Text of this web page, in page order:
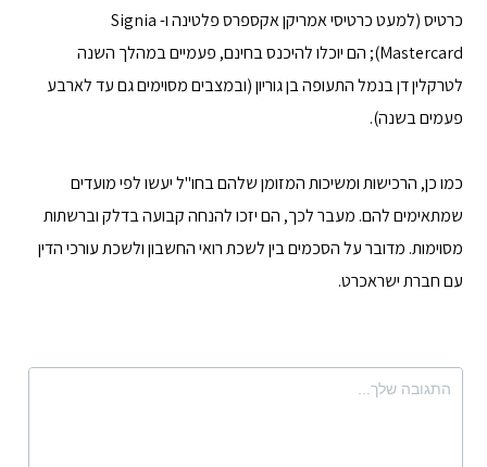
כרטיס (למעט כרטיסי אמריקן אקספרס פלטינה ו- Signia
Mastercard); הם יוכלו להיכנס בחינם, פעמיים במהלך השנה
לטרקלין דן בנמל התעופה בן גוריון (ובמצבים מסוימים גם עד לארבע
פעמים בשנה).
כמו כן, הרכישות ומשיכות המזומן שלהם בחו"ל יעשו לפי מועדים
שמתאימים להם. מעבר לכך, הם יזכו להנחה קבועה בדלק וברשתות
מסוימות. מדובר על הסכמים בין לשכת רואי החשבון ולשכת עורכי הדין
עם חברת ישראכרט.